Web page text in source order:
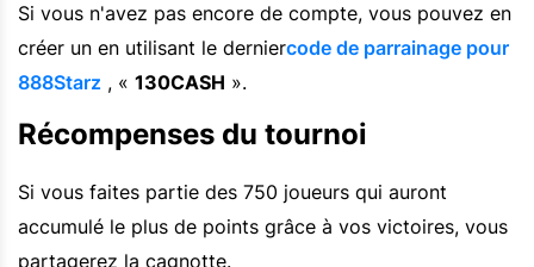
Si vous n'avez pas encore de compte, vous pouvez en
créer un en utilisant le derniercode de parrainage pour
888Starz , « 130CASH ».
Récompenses du tournoi
Si vous faites partie des 750 joueurs qui auront
accumulé le plus de points grâce à vos victoires, vous
partagerez la cagnotte.